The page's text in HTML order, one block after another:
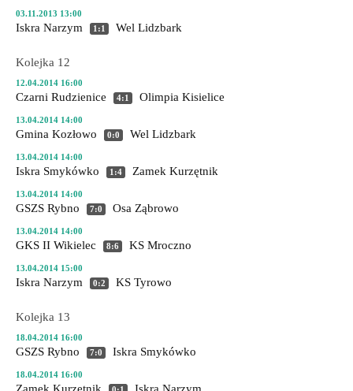
03.11.2013 13:00
Iskra Narzym 1:1 Wel Lidzbark
Kolejka 12
12.04.2014 16:00
Czarni Rudzienice 4:1 Olimpia Kisielice
13.04.2014 14:00
Gmina Kozłowo 0:0 Wel Lidzbark
13.04.2014 14:00
Iskra Smykówko 1:4 Zamek Kurzętnik
13.04.2014 14:00
GSZS Rybno 7:0 Osa Ząbrowo
13.04.2014 14:00
GKS II Wikielec 8:6 KS Mroczno
13.04.2014 15:00
Iskra Narzym 0:2 KS Tyrowo
Kolejka 13
18.04.2014 16:00
GSZS Rybno 7:0 Iskra Smykówko
18.04.2014 16:00